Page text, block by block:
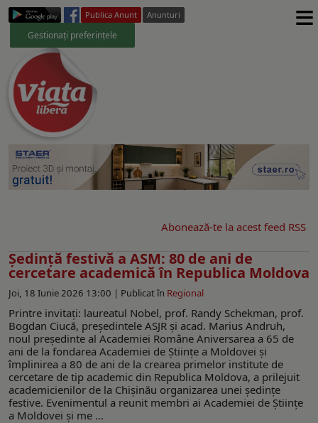
Publica Anunt Anunturi
Gestionați preferințele ≡
Abonează-te la acest feed RSS
Ședință festivă a ASM: 80 de ani de
cercetare academică în Republica Moldova
Joi, 18 Iunie 2026 13:00 | Publicat în Regional
Printre invitați: laureatul Nobel, prof. Randy Schekman, prof.
Bogdan Ciucă, președintele ASJR și acad. Marius Andruh,
noul președinte al Academiei Române Aniversarea a 65 de
ani de la fondarea Academiei de Științe a Moldovei și
împlinirea a 80 de ani de la crearea primelor institute de
cercetare de tip academic din Republica Moldova, a prilejuit
academicienilor de la Chișinău organizarea unei ședințe
festive. Evenimentul a reunit membri ai Academiei de Științe
a Moldovei și me ...